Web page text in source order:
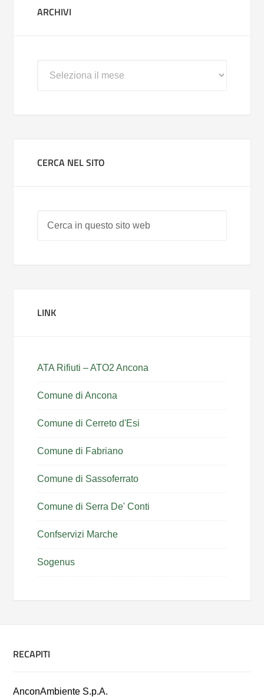
ARCHIVI
CERCA NEL SITO
LINK
ATA Rifiuti – ATO2 Ancona
Comune di Ancona
Comune di Cerreto d'Esi
Comune di Fabriano
Comune di Sassoferrato
Comune di Serra De' Conti
Confservizi Marche
Sogenus
RECAPITI
AnconAmbiente S.p.A.